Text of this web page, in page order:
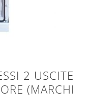
2 USCITE
(MARCHI